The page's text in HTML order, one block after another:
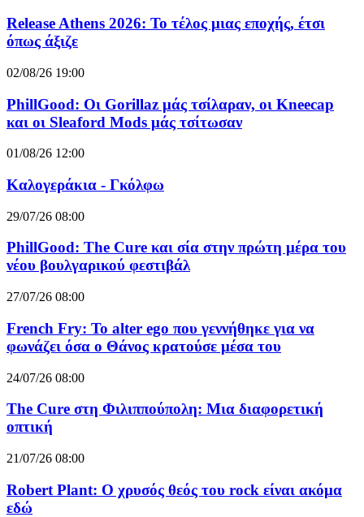
Release Athens 2026: Το τέλος μιας εποχής, έτσι
όπως άξιζε
02/08/26 19:00
PhillGood: Οι Gorillaz μάς τσίλαραν, οι Kneecap
και οι Sleaford Mods μάς τσίτωσαν
01/08/26 12:00
Καλογεράκια - Γκόλφω
29/07/26 08:00
PhillGood: The Cure και σία στην πρώτη μέρα του
νέου βουλγαρικού φεστιβάλ
27/07/26 08:00
French Fry: Το alter ego που γεννήθηκε για να
φωνάζει όσα ο Θάνος κρατούσε μέσα του
24/07/26 08:00
The Cure στη Φιλιππούπολη: Μια διαφορετική
οπτική
21/07/26 08:00
Robert Plant: Ο χρυσός θεός του rock είναι ακόμα
εδώ